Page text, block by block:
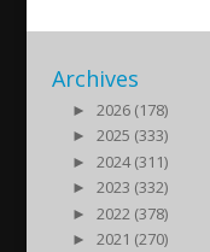
Archives
►
2026 (178)
►
2025 (333)
►
2024 (311)
►
2023 (332)
►
2022 (378)
►
2021 (270)